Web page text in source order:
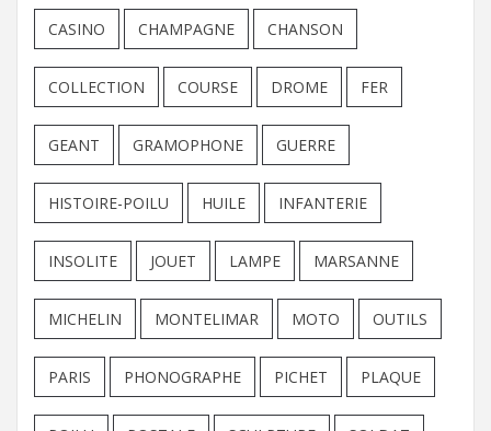
CASINO CHAMPAGNE CHANSON
COLLECTION COURSE DROME FER
GEANT GRAMOPHONE GUERRE
HISTOIRE-POILU HUILE INFANTERIE
INSOLITE JOUET LAMPE MARSANNE
MICHELIN MONTELIMAR MOTO OUTILS
PARIS PHONOGRAPHE PICHET PLAQUE